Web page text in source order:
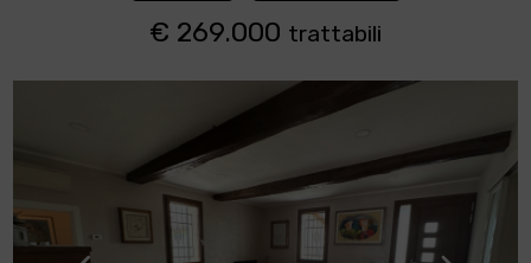
€ 269.000 trattabili